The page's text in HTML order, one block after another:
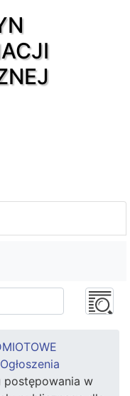
Ogłoszenia
postępowania w